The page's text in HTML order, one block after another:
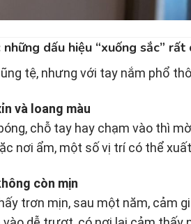
dấu hiệu “xuống sắc” rất
tệ, nhưng với tay nắm phổ
và loang màu
chỗ tay hay chạm vào thì
nơi ẩm, một số vị trí có thể
còn mịn
trơn mịn, sau một năm, cảm